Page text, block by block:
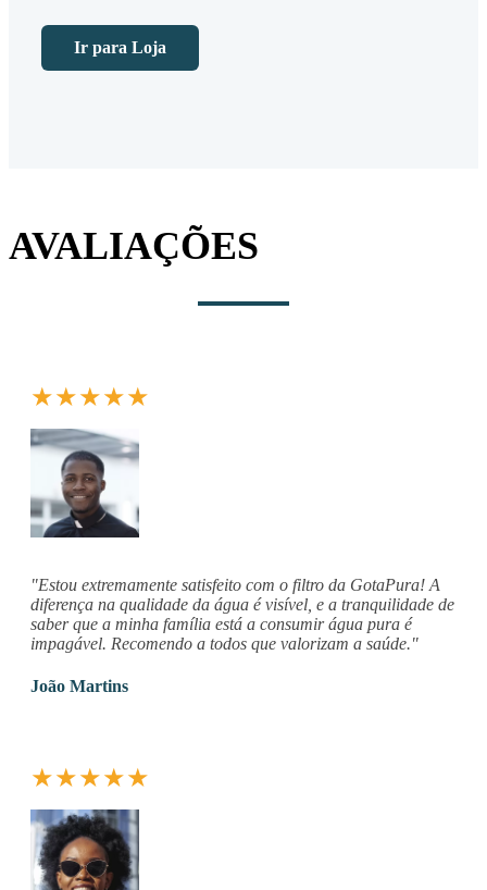
Ir para Loja
AVALIAÇÕES
★★★★★
"Estou extremamente satisfeito com o filtro da GotaPura! A
diferença na qualidade da água é visível, e a tranquilidade de
saber que a minha família está a consumir água pura é
impagável. Recomendo a todos que valorizam a saúde."
João Martins
★★★★★